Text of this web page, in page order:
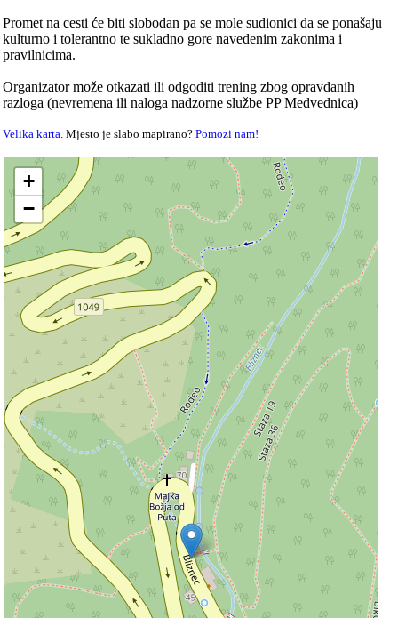
Promet na cesti će biti slobodan pa se mole sudionici da se ponašaju
kulturno i tolerantno te sukladno gore navedenim zakonima i
pravilnicima.
Organizator može otkazati ili odgoditi trening zbog opravdanih
razloga (nevremena ili naloga nadzorne službe PP Medvednica)
Velika karta. Mjesto je slabo mapirano?Pomozi nam!
+
−